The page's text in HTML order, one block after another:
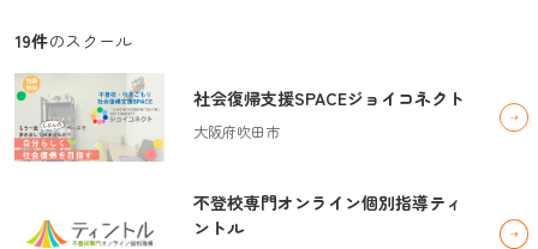
19件のスクール
社会復帰支援SPACEジョイコネクト
大阪府吹田市
不登校専門オンライン個別指導ティ
ントル